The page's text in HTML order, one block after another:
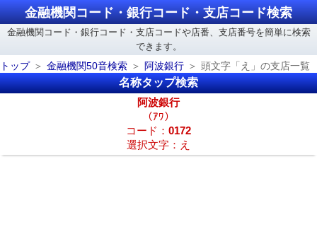
金融機関コード・銀行コード・支店コード検索
金融機関コード・銀行コード・支店コードや店番、支店番号を簡単に検索
できます。
トップ
金融機関50音検索 阿波銀行 頭文字「え」の支店一覧
名称タップ検索
阿波銀行
（ｱﾜ）
コード： 0172
選択文字：え